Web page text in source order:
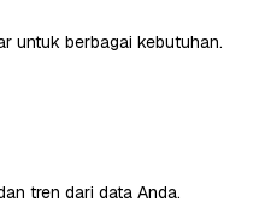
untuk berbagai kebutuhan.
tren dari data Anda.